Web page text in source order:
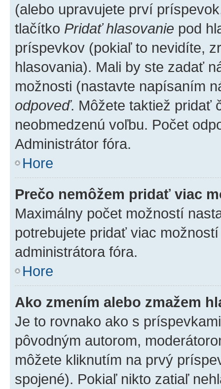
(alebo upravujete prví
tlačítko Pridať hlasovanie pod
príspevkov (pokiaľ to nevidíte,
hlasovania). Mali by ste zadať
možnosti (nastavte napísaním
odpoveď. Môžete taktiež pridať
neobmedzenú voľbu. Počet
Administrátor fóra.
Hore
Prečo nemôžem pridať viac
Maximálny počet možností
potrebujete pridať viac
administrátora fóra.
Hore
Ako zmením alebo zmažem
Je to rovnako ako s
pôvodným autorom,
môžete kliknutím na prvý
spojené). Pokiaľ nikto zatiaľ